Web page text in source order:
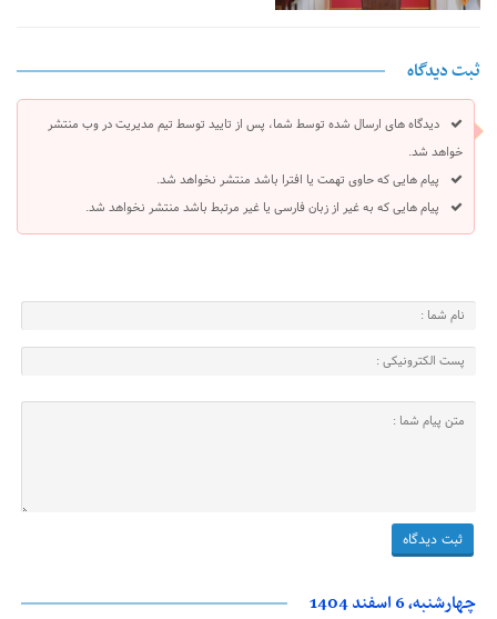
ثبت دیدگاه
دیدگاه های ارسال شده توسط شما، پس از تایید توسط تیم مدیریت در وب منتشر
خواهد شد.
پیام هایی که حاوی تهمت یا افترا باشد منتشر نخواهد شد.
پیام هایی که به غیر از زبان فارسی یا غیر مرتبط باشد منتشر نخواهد شد.
چهارشنبه، 6 اسفند 1404